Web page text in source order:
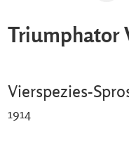
Triumphator
Vierspezies-
1914